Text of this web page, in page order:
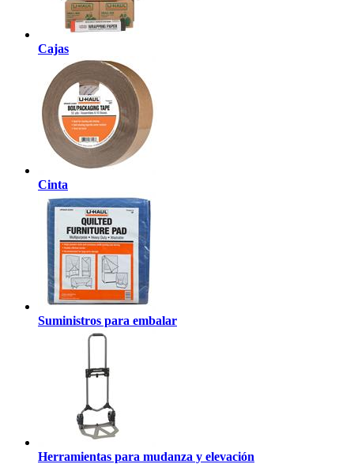
Cajas
Cinta
Suministros para embalar
Herramientas para mudanza y elevación